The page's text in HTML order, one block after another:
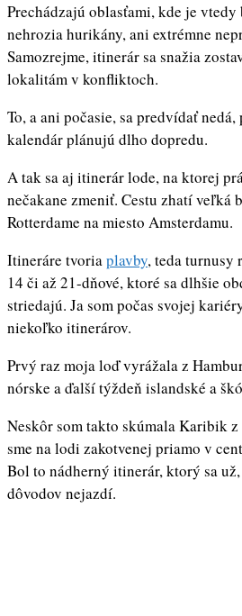
Prechádzajú oblasťami, kde je vtedy
nehrozia hurikány, ani extrémne
Samozrejme, itinerár sa snažia
lokalitám v konfliktoch.
To, a ani počasie, sa predvídať
kalendár plánujú dlho dopredu.
A tak sa aj itinerár lode, na ktorej
nečakane zmeniť. Cestu zhatí veľká
Rotterdame na miesto Amsterdamu.
Itineráre tvoriaplavby, teda turnusy
14 či až 21-dňové, ktoré sa dlhšie
striedajú. Ja som počas svojej
niekoľko itinerárov.
Prvý raz moja loď vyrážala z
nórske a ďalší týždeň islandské a
Neskôr som takto skúmala Karibik
sme na lodi zakotvenej priamo v
Bol to nádherný itinerár, ktorý sa
dôvodov nejazdí.